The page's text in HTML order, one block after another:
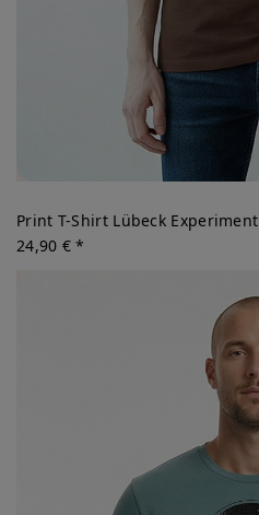
Print T-Shirt Lübeck Experiment
24,90 € *